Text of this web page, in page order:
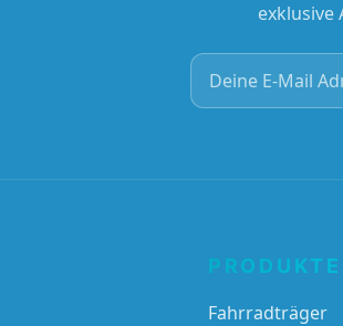
exklusive
Deine E-Mail
PRODUKTE
Fahrradträger